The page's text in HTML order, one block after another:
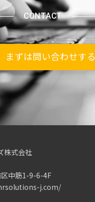
CONTACT
まずは問い合わせする
株式会社
中筋1-9-6-4F
j.com/